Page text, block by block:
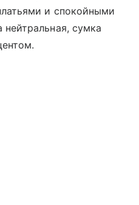
и спокойными
сумка